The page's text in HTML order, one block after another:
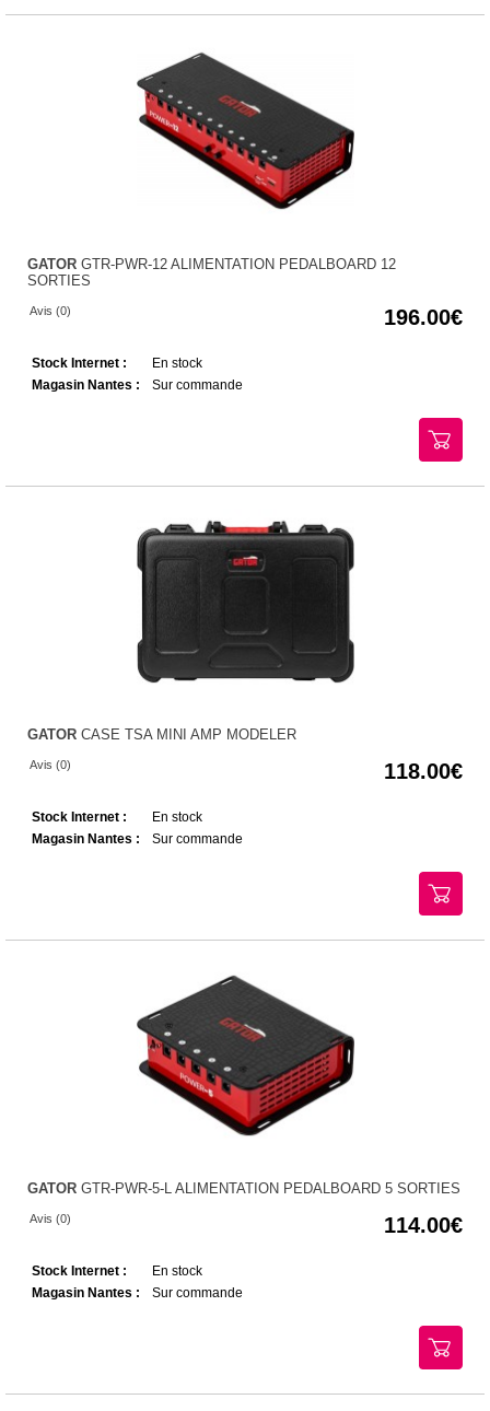
GATOR GTR-PWR-12 ALIMENTATION PEDALBOARD 12
SORTIES
Avis (0) 196.00
Stock Internet :
En stock
Magasin Nantes :
Sur commande
GATOR CASE TSA MINI AMP MODELER
Avis (0) 118.00
Stock Internet :
En stock
Magasin Nantes :
Sur commande
GATOR GTR-PWR-5-L ALIMENTATION PEDALBOARD 5 SORTIES
Avis (0) 114.00
Stock Internet :
En stock
Magasin Nantes :
Sur commande